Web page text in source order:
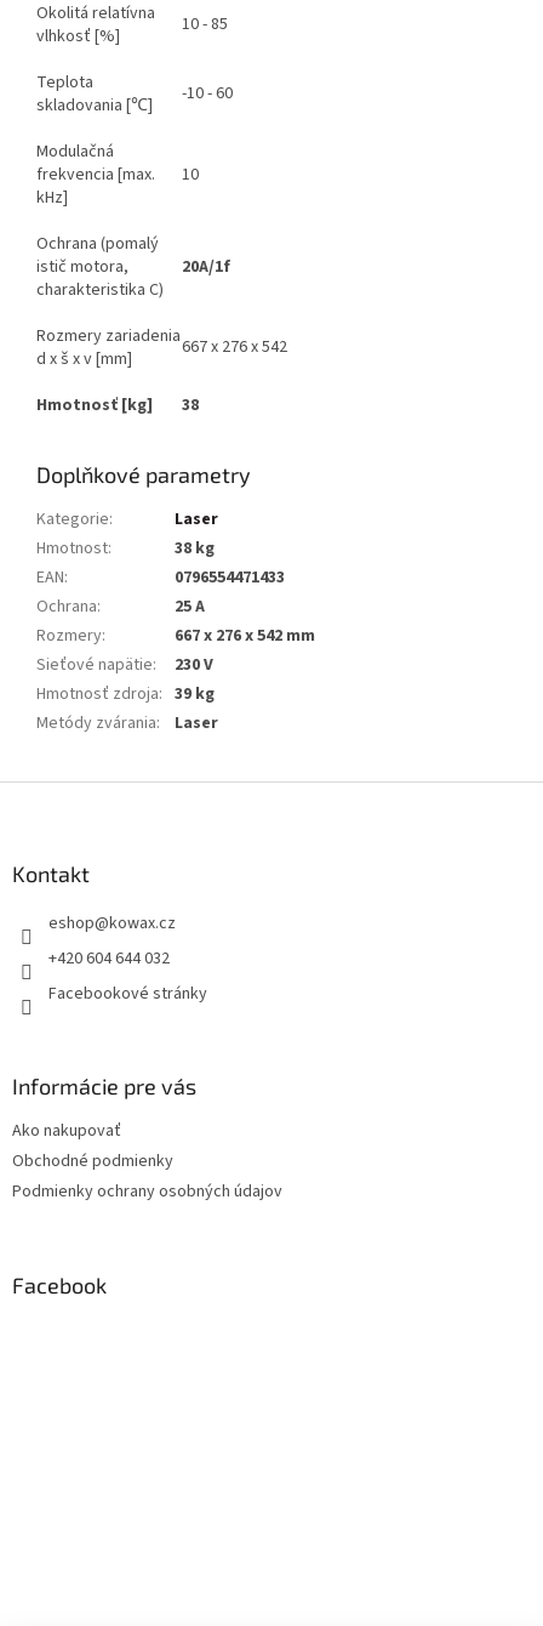
Okolitá relatívna
vlhkosť [%]
10 - 85
Teplota
skladovania [℃]
-10 - 60
Modulačná
frekvencia [max.
kHz]
10
Ochrana (pomalý
istič motora,
charakteristika C)
20A/1f
Rozmery zariadenia
d x š x v [mm]
667 x 276 x 542
Hmotnosť [kg] 38
Doplňkové parametry
Kategorie:
Laser
Hmotnost:
38 kg
EAN:
0796554471433
Ochrana:
25 A
Rozmery:
667 x 276 x 542 mm
Sieťové napätie:
230 V
Hmotnosť zdroja: 39 kg
Metódy zvárania: Laser
Kontakt
eshop@kowax.cz
+420 604 644 032
Facebookové stránky
Informácie pre vás
Ako nakupovať
Obchodné podmienky
Podmienky ochrany osobných údajov
Facebook